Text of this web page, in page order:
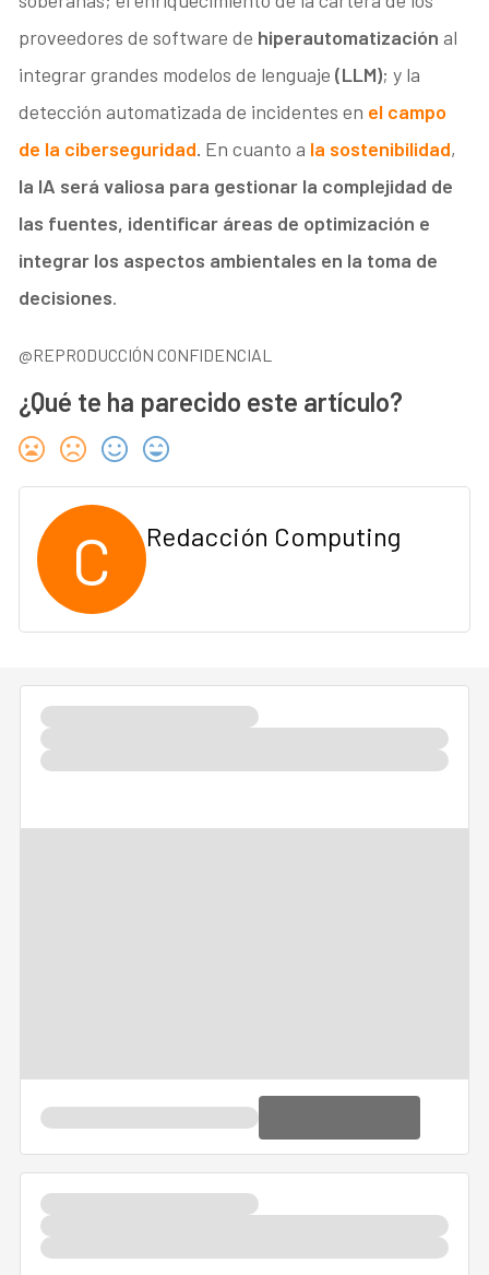
proveedores de software de hiperautomatización al
integrar grandes modelos de lenguaje (LLM); y la
detección automatizada de incidentes en el campo
de la ciberseguridad. En cuanto a la sostenibilidad,
la IA será valiosa para gestionar la complejidad de
las fuentes, identificar áreas de optimización e
integrar los aspectos ambientales en la toma de
decisiones.
@REPRODUCCIÓN CONFIDENCIAL
¿Qué te ha parecido este artículo?
C Redacción Computing